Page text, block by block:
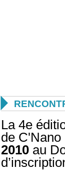

La 4e
de
2010 au